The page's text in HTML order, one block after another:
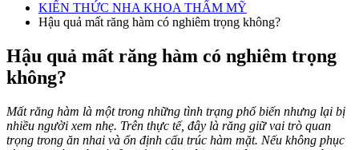
KIẾN THỨC NHA KHOA THẨM MỸ
Hậu quả mất răng hàm có nghiêm trọng không?
Hậu quả mất răng hàm có nghiêm trọng
không?
Mất răng hàm là một trong những tình trạng phổ biến nhưng lại bị
nhiều người xem nhẹ. Trên thực tế, đây là răng giữ vai trò quan
trọng trong ăn nhai và ổn định cấu trúc hàm mặt. Nếu không phục